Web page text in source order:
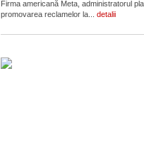
Firma americană Meta, administratorul
promovarea reclamelor la... detalii